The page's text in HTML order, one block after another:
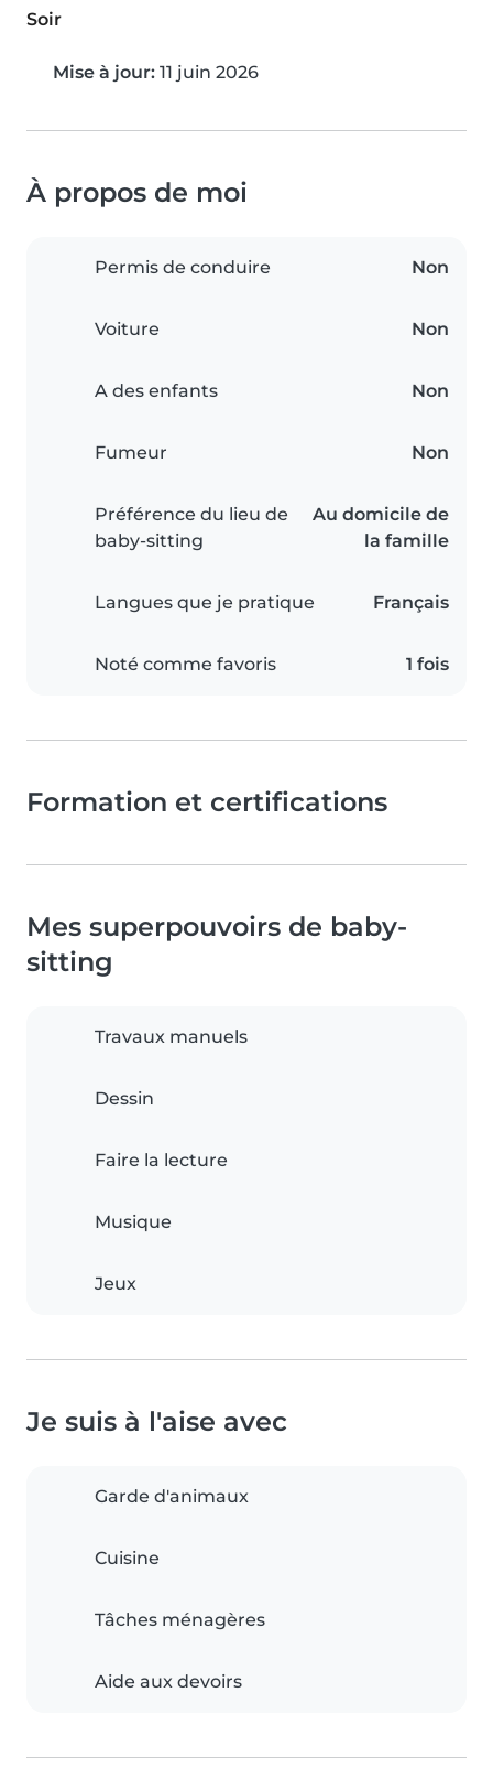
Soir
Mise à jour: 11 juin 2026
À propos de moi
Permis de conduire Non
Voiture Non
A des enfants Non
Fumeur Non
Préférence du lieu de
baby-sitting
Au domicile de
la famille
Langues que je pratique Français
Noté comme favoris 1 fois
Formation et certifications
Mes superpouvoirs de baby-
sitting
Travaux manuels
Dessin
Faire la lecture
Musique
Jeux
Je suis à l'aise avec
Garde d'animaux
Cuisine
Tâches ménagères
Aide aux devoirs